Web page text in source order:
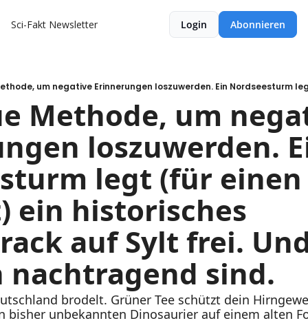
Sci-Fakt Newsletter Login Abonnieren
Methode, um
loszuwerden.
legt (für einen
ein historisches
auf Sylt frei.
nachtragend sind.
brodelt. Grüner Tee schützt dein
bisher unbekannten Dinosaurier auf einem alten